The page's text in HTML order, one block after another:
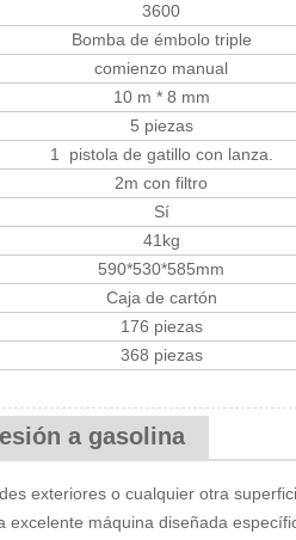
3600
Bomba de émbolo triple
comienzo manual
10 m * 8 mm
5 piezas
1 pistola de gatillo con lanza.
2m con filtro
Sí
41kg
590*530*585mm
Caja de cartón
176 piezas
368 piezas
a gasolina
exteriores o cualquier otra
máquina diseñada